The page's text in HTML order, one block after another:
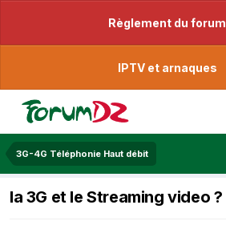
Règlement du forum
IPTV et arnaques
3G-4G Téléphonie Haut débit
la 3G et le Streaming video ?